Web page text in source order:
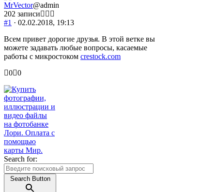
MrVector@admin
202 записи
#1 · 02.02.2018, 19:13
Всем привет дорогие друзья. В этой ветке вы
можете задавать любые вопросы, касаемые
работы с микростоком crestock.com
Голосуйте
палец
вниз.
0 Голосуйте
палец
вверх.
0
Search for:
Search Button